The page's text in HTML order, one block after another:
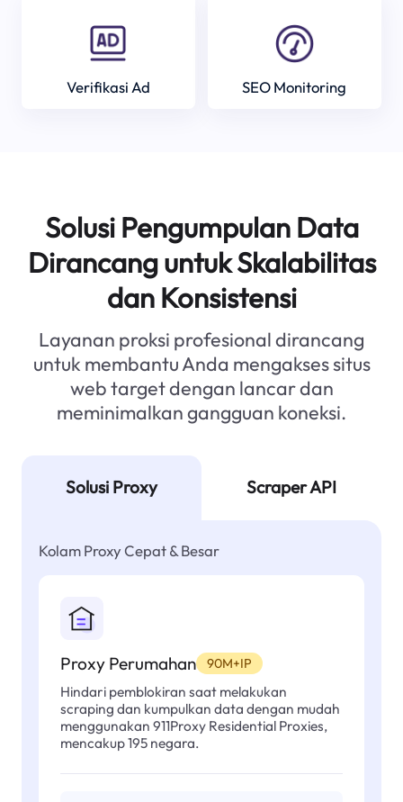
Verifikasi Ad SEO Monitoring
Solusi Pengumpulan Data
Dirancang untuk Skalabilitas
dan Konsistensi
Layanan proksi profesional dirancang
untuk membantu Anda mengakses situs
web target dengan lancar dan
meminimalkan gangguan koneksi.
Solusi Proxy Scraper API
Kolam Proxy Cepat & Besar
Proxy Perumahan 90M+IP
Hindari pemblokiran saat melakukan
scraping dan kumpulkan data dengan mudah
menggunakan 911Proxy Residential Proxies,
mencakup 195 negara.